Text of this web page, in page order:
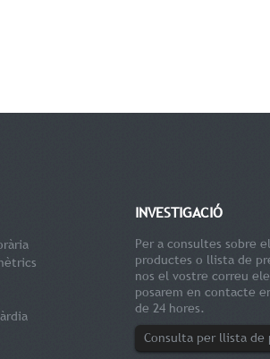
INVESTIGACIÓ
Per a consultes sobre
productes o llista de
nos el vostre correu
posarem en contacte
de 24 hores.
Consulta per llista de